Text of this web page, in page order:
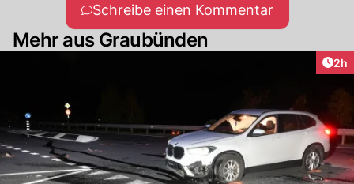
Schreibe einen Kommentar
Mehr aus Graubünden
2h